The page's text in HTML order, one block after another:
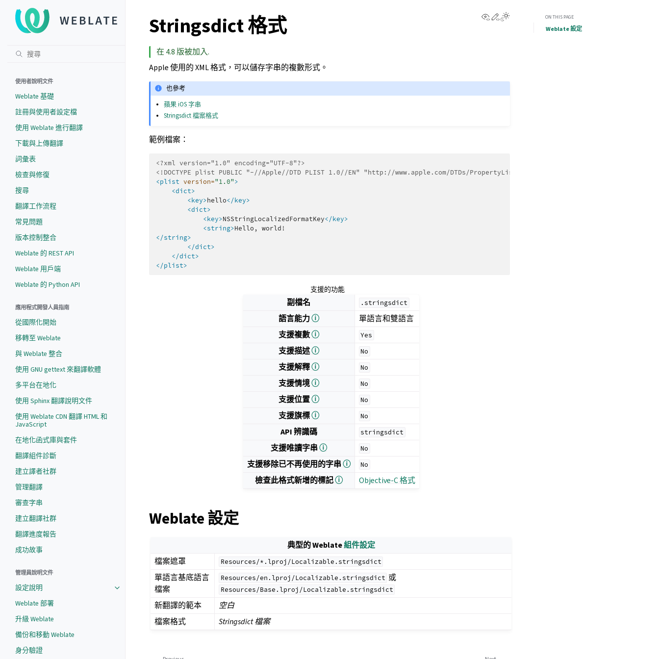
使用者說明文件
Weblate 基礎
註冊與使用者設定檔
使用 Weblate 進行翻譯
下載與上傳翻譯
詞彙表
檢查與修復
搜尋
翻譯工作流程
常見問題
版本控制整合
Weblate 的 REST API
Weblate 用戶端
Weblate 的 Python API
應用程式開發人員指南
從國際化開始
移轉至 Weblate
與 Weblate 整合
使用 GNU gettext 來翻譯軟體
多平台在地化
使用 Sphinx 翻譯說明文件
使用 Weblate CDN 翻譯 HTML 和
JavaScript
在地化函式庫與套件
翻譯組件診斷
建立譯者社群
管理翻譯
審查字串
建立翻譯社群
翻譯進度報告
成功故事
管理員說明文件
設定說明
Weblate 部署
升級 Weblate
備份和移動 Weblate
身分驗證
View this page
Edit this page
Stringsdict 格式
在 4.8 版被加入.
Apple 使用的 XML 格式，可以儲存字串的複數形式。
也參考
蘋果 iOS 字串
Stringsdict 檔案格式
範例檔案：
<?xml version="1.0" encoding="UTF-8"?>
<!DOCTYPE plist PUBLIC "-//Apple//DTD PLIST 1.0//EN" "http://www.apple.com/DTDs/PropertyList-1.0.dtd">
<plist version="1.0">
<dict>
<key>hello</key>
<dict>
<key>NSStringLocalizedFormatKey</key>
<string>Hello,
</string>
</dict>
</dict>
</plist>
支援的功能
副檔名 .stringsdict
語言能力ⓘ
單語言和雙語言
支援複數ⓘ Yes
支援描述ⓘ No
支援解釋ⓘ No
支援情境ⓘ No
支援位置ⓘ No
支援旗標ⓘ No
API 辨識碼 stringsdict
支援唯讀字串ⓘ No
支援移除已不再使用的字串ⓘ No
檢查此格式新增的標記ⓘ Objective-C 格式
Weblate 設定
典型的 Weblate組件設定
檔案遮罩
Resources/*.lproj/Localizable.stringsdict
單語言基底語言
檔案
Resources/en.lproj/Localizable.stringsdict 或
Resources/Base.lproj/Localizable.stringsdict
新翻譯的範本
空白
檔案格式
Stringsdict 檔案
ON THIS PAGE
Weblate 設定